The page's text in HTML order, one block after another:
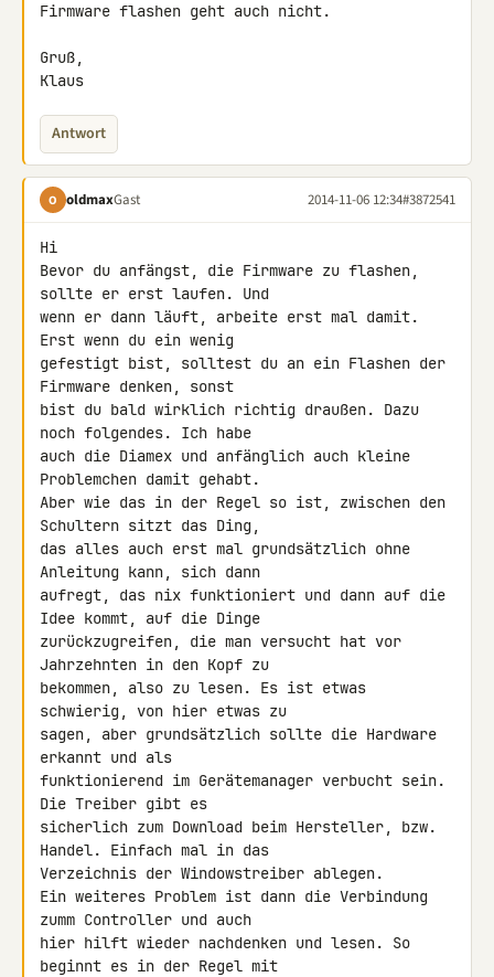
Firmware flashen geht auch nicht.
Gruß,
Klaus
Antwort
O oldmaxGast 2014-11-06 12:34#3872541
Hi
Bevor du anfängst, die Firmware zu flashen,
sollte er erst laufen. Und
wenn er dann läuft, arbeite erst mal damit.
Erst wenn du ein wenig
gefestigt bist, solltest du an ein Flashen der
Firmware denken, sonst
bist du bald wirklich richtig draußen. Dazu
noch folgendes. Ich habe
auch die Diamex und anfänglich auch kleine
Problemchen damit gehabt.
Aber wie das in der Regel so ist, zwischen den
Schultern sitzt das Ding,
das alles auch erst mal grundsätzlich ohne
Anleitung kann, sich dann
aufregt, das nix funktioniert und dann auf die
Idee kommt, auf die Dinge
zurückzugreifen, die man versucht hat vor
Jahrzehnten in den Kopf zu
bekommen, also zu lesen. Es ist etwas
schwierig, von hier etwas zu
sagen, aber grundsätzlich sollte die Hardware
erkannt und als
funktionierend im Gerätemanager verbucht sein.
Die Treiber gibt es
sicherlich zum Download beim Hersteller, bzw.
Handel. Einfach mal in das
Verzeichnis der Windowstreiber ablegen.
Ein weiteres Problem ist dann die Verbindung
zumm Controller und auch
hier hilft wieder nachdenken und lesen. So
beginnt es in der Regel mit